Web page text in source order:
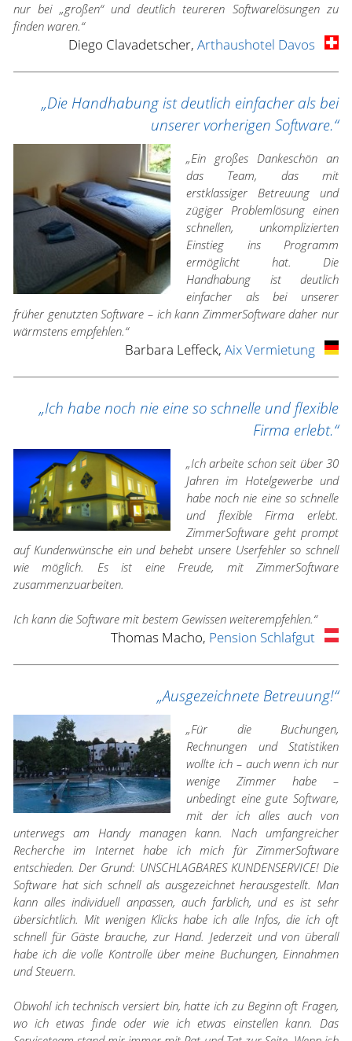
nur bei „großen“ und deutlich teureren Softwarelösungen zu
finden waren.“
Diego Clavadetscher, Arthaushotel Davos
„Die Handhabung ist deutlich einfacher als bei
unserer vorherigen Software.“
„Ein großes Dankeschön an
das Team, das mit
erstklassiger Betreuung und
zügiger Problemlösung einen
schnellen, unkomplizierten
Einstieg ins Programm
ermöglicht hat. Die
Handhabung ist deutlich
einfacher als bei unserer
früher genutzten Software – ich kann ZimmerSoftware daher nur
wärmstens empfehlen.“
Barbara Leffeck, Aix Vermietung
„Ich habe noch nie eine so schnelle und flexible
Firma erlebt.“
„Ich arbeite schon seit über 30
Jahren im Hotelgewerbe und
habe noch nie eine so schnelle
und flexible Firma erlebt.
ZimmerSoftware geht prompt
auf Kundenwünsche ein und behebt unsere Userfehler so schnell
wie möglich. Es ist eine Freude, mit ZimmerSoftware
zusammenzuarbeiten.
Ich kann die Software mit bestem Gewissen weiterempfehlen.“
Thomas Macho, Pension Schlafgut
„Ausgezeichnete Betreuung!“
„Für die Buchungen,
Rechnungen und Statistiken
wollte ich – auch wenn ich nur
wenige Zimmer habe –
unbedingt eine gute Software,
mit der ich alles auch von
unterwegs am Handy managen kann. Nach umfangreicher
Recherche im Internet habe ich mich für ZimmerSoftware
entschieden. Der Grund: UNSCHLAGBARES KUNDENSERVICE! Die
Software hat sich schnell als ausgezeichnet herausgestellt. Man
kann alles individuell anpassen, auch farblich, und es ist sehr
übersichtlich. Mit wenigen Klicks habe ich alle Infos, die ich oft
schnell für Gäste brauche, zur Hand. Jederzeit und von überall
habe ich die volle Kontrolle über meine Buchungen, Einnahmen
und Steuern.
Obwohl ich technisch versiert bin, hatte ich zu Beginn oft Fragen,
wo ich etwas finde oder wie ich etwas einstellen kann. Das